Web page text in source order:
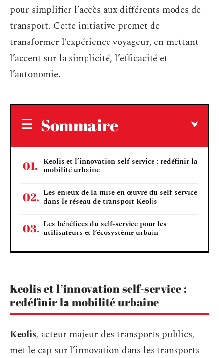
pour simplifier l’accès aux différents modes de
transport. Cette initiative promet de
transformer l’expérience voyageur, en mettant
l’accent sur la simplicité, l’efficacité et
l’autonomie.
Sommaire
Keolis et l’innovation self-service : redéfinir la
mobilité urbaine
Les enjeux de la mise en œuvre du self-service
dans le réseau de transport Keolis
Les bénéfices du self-service pour les
utilisateurs et l’écosystème urbain
Keolis et l’innovation self-service :
redéfinir la mobilité urbaine
Keolis, acteur majeur des transports publics,
met le cap sur l’innovation dans les transports